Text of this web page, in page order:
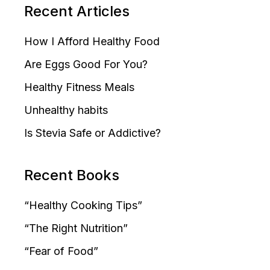
Recent Articles
How I Afford Healthy Food
Are Eggs Good For You?
Healthy Fitness Meals
Unhealthy habits
Is Stevia Safe or Addictive?
Recent Books
“Healthy Cooking Tips”
“The Right Nutrition”
“Fear of Food”